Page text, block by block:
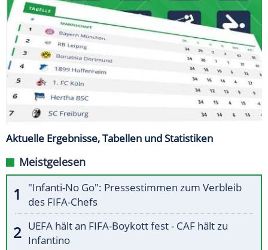
Aktuelle Ergebnisse, Tabellen und Statistiken
Meistgelesen
"Infanti-No Go": Pressestimmen zum Verbleib
des FIFA-Chefs
UEFA hält an FIFA-Boykott fest - CAF hält zu
Infantino